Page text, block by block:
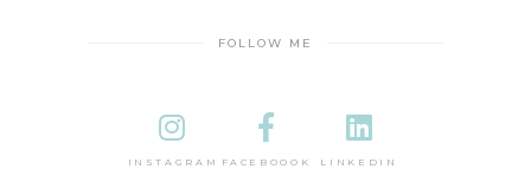
FOLLOW ME
INSTAGRAM FACEBOOOK LINKEDIN